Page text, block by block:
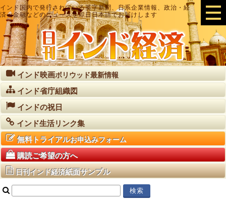
インド国内で発行されている英字新聞、日系企業情報、政治・経
済・金融などのニュースを即日日本語でお届けします
インド映画ボリウッド最新情報
インド省庁組織図
インドの祝日
インド生活リンク集
無料トライアルお申込みフォーム
購読ご希望の方へ
日刊インド経済紙面サンプル